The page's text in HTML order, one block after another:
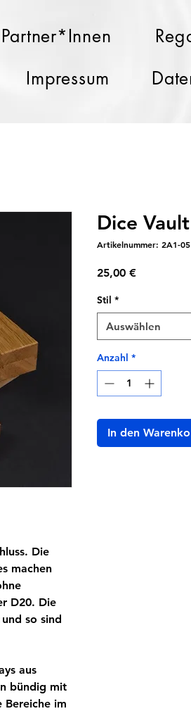
Impressum
Die
machen
D20. Die
so sind
aus
bündig mit
im
Dice Vault
Artikelnummer: 2A1-05
25,00 €Preis
Stil *
Auswählen
Anzahl *
In den